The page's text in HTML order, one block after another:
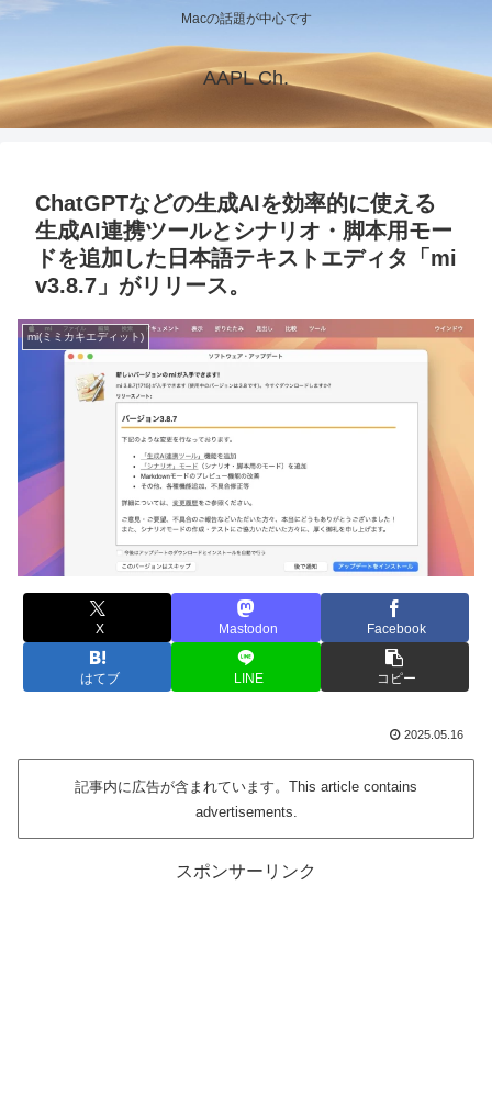
Macの話題が中心です
AAPL Ch.
ChatGPTなどの生成AIを効率的に使える
生成AI連携ツールとシナリオ・脚本用モー
ドを追加した日本語テキストエディタ「mi
v3.8.7」がリリース。
mi(ミミカキエディット)
X Mastodon Facebook
はてブ LINE コピー
2025.05.16
記事内に広告が含まれています。This article contains
advertisements.
スポンサーリンク